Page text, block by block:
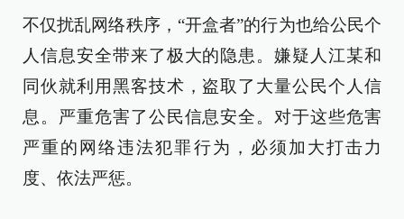
不仅扰乱网络秩序，“开盒者”的行为也给公民个
人信息安全带来了极大的隐患。嫌疑人江某和
同伙就利用黑客技术，盗取了大量公民个人信
息。严重危害了公民信息安全。对于这些危害
严重的网络违法犯罪行为，必须加大打击力
度、依法严惩。